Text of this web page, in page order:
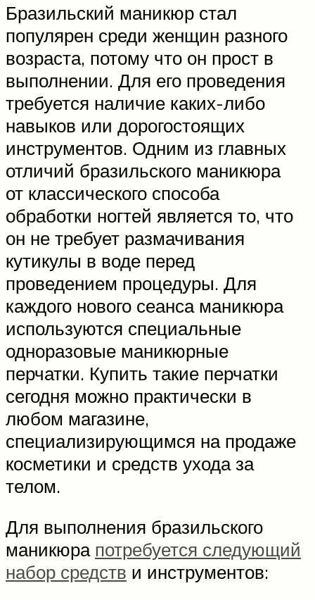
Бразильский маникюр стал
популярен среди женщин разного
возраста, потому что он прост в
выполнении. Для его проведения
требуется наличие каких-либо
навыков или дорогостоящих
инструментов. Одним из главных
отличий бразильского маникюра
от классического способа
обработки ногтей является то, что
он не требует размачивания
кутикулы в воде перед
проведением процедуры. Для
каждого нового сеанса маникюра
используются специальные
одноразовые маникюрные
перчатки. Купить такие перчатки
сегодня можно практически в
любом магазине,
специализирующимся на продаже
косметики и средств ухода за
телом.
Для выполнения бразильского
маникюра потребуется следующий
набор средств и инструментов: